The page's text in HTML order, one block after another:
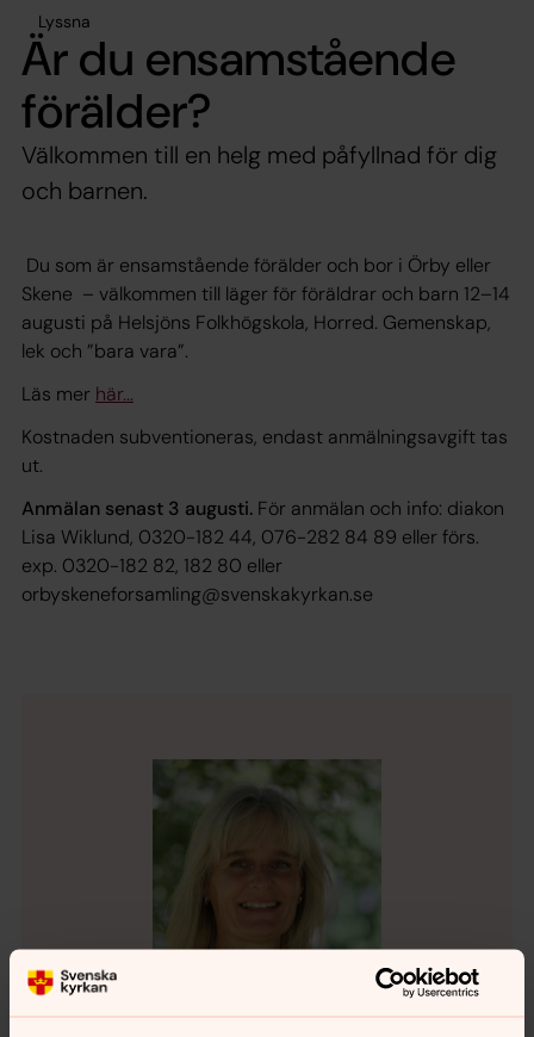
Lyssna
Är du ensamstående
förälder?
Välkommen till en helg med påfyllnad för dig
och barnen.
Du som är ensamstående förälder och bor i Örby eller
Skene – välkommen till läger för föräldrar och barn 12–14
augusti på Helsjöns Folkhögskola, Horred. Gemenskap,
lek och ”bara vara”.
Läs mer här...
Kostnaden subventioneras, endast anmälningsavgift tas
ut.
Anmälan senast 3 augusti. För anmälan och info: diakon
Lisa Wiklund, 0320-182 44, 076-282 84 89 eller förs.
exp. 0320-182 82, 182 80 eller
orbyskeneforsamling@svenskakyrkan.se